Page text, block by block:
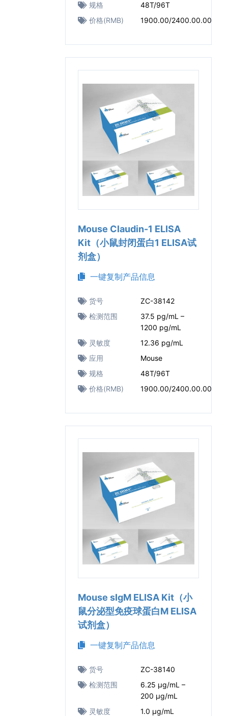
规格
48T/96T
价格(RMB)
1900.00/2400.00.00
Mouse Claudin-1 ELISA
Kit（小鼠封闭蛋白1 ELISA试
剂盒）
一键复制产品信息
货号
ZC-38142
检测范围
37.5 pg/mL –
1200 pg/mL
灵敏度
12.36 pg/mL
应用
Mouse
规格
48T/96T
价格(RMB)
1900.00/2400.00.00
Mouse sIgM ELISA Kit（小
鼠分泌型免疫球蛋白M ELISA
试剂盒）
一键复制产品信息
货号
ZC-38140
检测范围
6.25 μg/mL –
200 μg/mL
灵敏度
1.0 μg/mL